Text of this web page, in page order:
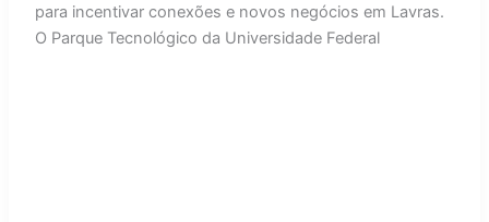
para incentivar conexões e novos negócios em Lavras.
O Parque Tecnológico da Universidade Federal